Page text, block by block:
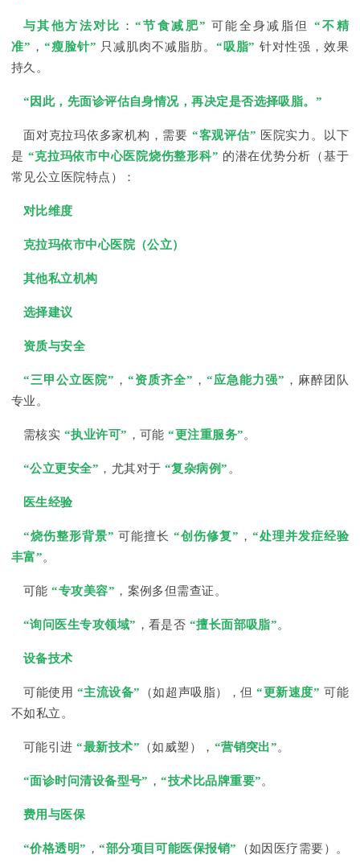
与其他方法对比 ：“节食减肥” 可能全身减脂但 “不精
准” ， “瘦脸针” 只减肌肉不减脂肪。 “吸脂” 针对性强，效果
持久。
“因此，先面诊评估自身情况，再决定是否选择吸脂。”
面对克拉玛依多家机构，需要 “客观评估” 医院实力。以下
是 “克拉玛依市中心医院烧伤整形科” 的潜在优势分析（基于
常见公立医院特点）：
对比维度
克拉玛依市中心医院（公立）
其他私立机构
选择建议
资质与安全
“三甲公立医院” ， “资质齐全” ， “应急能力强” ，麻醉团队
专业。
需核实 “执业许可” ，可能“更注重服务”。
“公立更安全” ，尤其对于 “复杂病例”。
医生经验
“烧伤整形背景” 可能擅长“创伤修复” ， “处理并发症经验
丰富”。
可能“专攻美容” ，案例多但需查证。
“询问医生专攻领域” ，看是否 “擅长面部吸脂”。
设备技术
可能使用 “主流设备” （如超声吸脂），但“更新速度” 可能
不如私立。
可能引进“最新技术” （如威塑）， “营销突出”。
“面诊时问清设备型号” ，“技术比品牌重要”。
费用与医保
“价格透明” ，“部分项目可能医保报销” （如因医疗需要）。